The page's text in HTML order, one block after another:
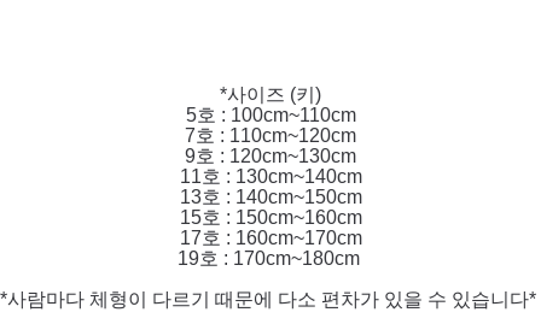
*사이즈 (키)
5호 : 100cm~110cm
7호 : 110cm~120cm
9호 : 120cm~130cm
11호 : 130cm~140cm
13호 : 140cm~150cm
15호 : 150cm~160cm
17호 : 160cm~170cm
19호 : 170cm~180cm
*사람마다 체형이 다르기 때문에 다소 편차가 있을 수 있습니다*